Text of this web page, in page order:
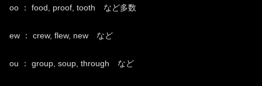
oo ： food, proof, tooth など多数
ew ： crew, flew, new など
ou ： group, soup, through など